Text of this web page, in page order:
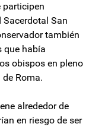
San
también
que había
obispos en pleno
Roma.
alrededor de
en riesgo de ser